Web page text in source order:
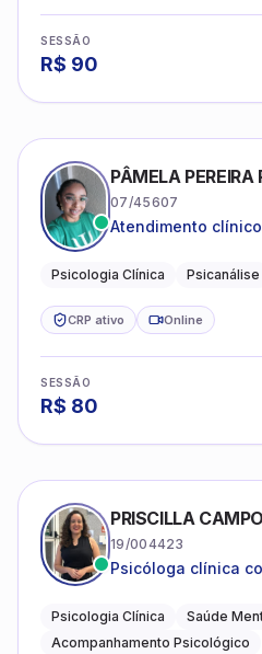
SESSÃO
R$ 90
PÂMELA PEREIRA
07/45607
Atendimento
crianças
Psicologia Clínica Psicanálise
CRP ativo Online
SESSÃO
R$ 80
PRISCILLA
19/004423
Psicóloga clínica
Psicologia Clínica
Saúde
Acompanhamento Psicológico